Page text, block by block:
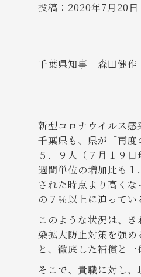
投稿： 2020年7月20日
千葉県知事 森田健
新型コロナウイルス
千葉県も、県が「再
５．９人（７月１９
週間単位の増加比も
された時点より高く
の７％以上に迫って
このような状況は、
染拡大防止対策を強
と、徹底した補償と
そこで、貴職に対し